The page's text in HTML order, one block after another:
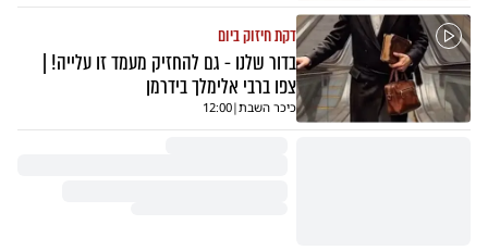
דקת חיזוק ביום
בדור שלנו - גם להחזיק מעמד זו עלייה! |
צפו ברבי אלימלך בידרמן
כיכר השבת|
12:00